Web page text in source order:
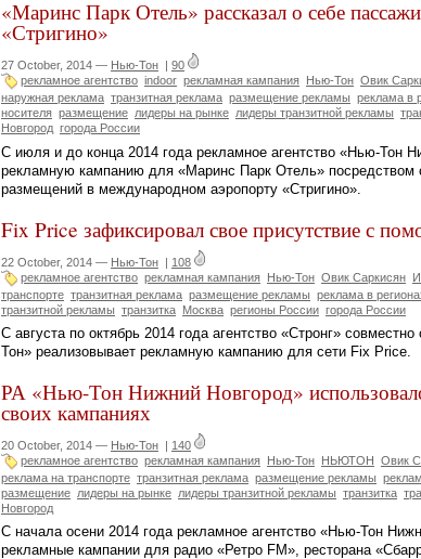
«Маринс Парк Отель» рассказал о себе
«Стригино»
27 October, 2014 — Нью-Тон
90
рекламное агентство indoor рекламная кампания Нью-Тон Овик
наружная реклама транзитная реклама размещение рекламы реклама в
носителя размещение лидеры на рынке лидеры транзитной рекламы
Новгород города России
С июля и до конца 2014 года рекламное агентство «Нью-Тон
рекламную кампанию для «Маринс Парк Отель» посредством
размещений в международном аэропорту «Стригино».
Fix Price зафиксировал свое присутствие с
22 October, 2014 — Нью-Тон | 108
рекламное агентство рекламная кампания Нью-Тон Овик Саркисян
транспорте транзитная реклама размещение рекламы реклама в
транзитной рекламы транзитка Москва регионы России города России
С августа по октябрь 2014 года агентство «Стронг»
Тон» реализовывает рекламную кампанию для сети Fix Price.
РА «Нью-Тон Нижний Новгород»
своих кампаниях
20 October, 2014 — Нью-Тон | 140
рекламное агентство рекламная кампания Нью-Тон НЬЮТОН Овик
реклама на транспорте транзитная реклама размещение рекламы
размещение лидеры на рынке лидеры транзитной рекламы транзитка
Новгород
С начала осени 2014 года рекламное агентство «Нью-Тон
рекламные кампании для радио «Ретро FM», ресторана